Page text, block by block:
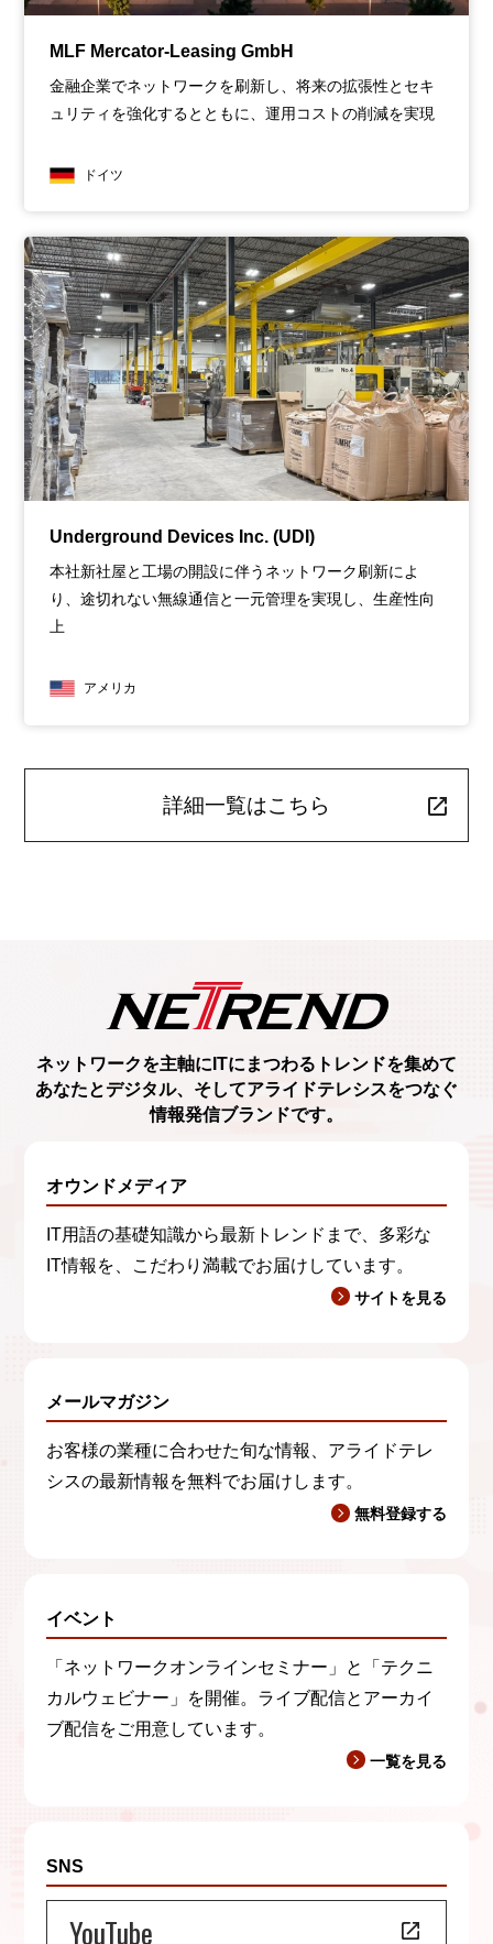
MLF Mercator-Leasing GmbH
金融企業でネットワークを刷新し、将来の拡張性とセキ
ュリティを強化するとともに、運用コストの削減を実現
ドイツ
Underground Devices Inc. (UDI)
本社新社屋と工場の開設に伴うネットワーク刷新によ
り、途切れない無線通信と一元管理を実現し、生産性向
上
アメリカ
詳細一覧はこちら
ネットワークを主軸に ITにまつわるトレンドを集めて
あなたとデジタル、 そしてアライドテレシスをつなぐ
情報発信ブランドです。
オウンドメディア
IT用語の基礎知識から最新トレンドまで、多彩な
IT情報を、こだわり満載でお届けしています。
サイトを見る
メールマガジン
お客様の業種に合わせた旬な情報、アライドテレ
シスの最新情報を無料でお届けします。
無料登録する
イベント
「ネットワークオンラインセミナー」と「テクニ
カルウェビナー」を開催。ライブ配信とアーカイ
ブ配信をご用意しています。
一覧を見る
SNS
YouTube